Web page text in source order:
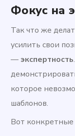
Фокус на
Так что же
усилить свои
— экспертность
которое
шаблонов.
Вот конкретные